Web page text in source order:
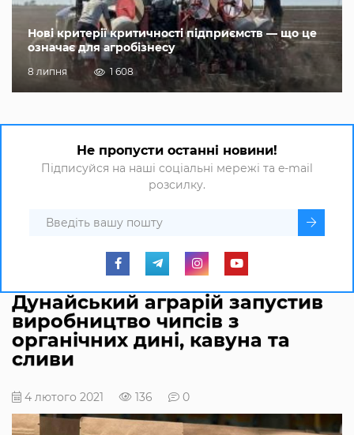
Нові критерії критичності підприємств — що це
означає для агробізнесу
8 липня 1 608
Не пропусти останні новини!
Підписуйся на наші соціальні мережі та e-mail
розсилку.
Дунайський аграрій запустив
виробництво чипсів з
органічних дині, кавуна та
сливи
4 лютого 2021 136 0